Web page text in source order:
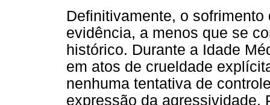
Definitivamente, o
evidência, a menos que se
histórico. Durante a Idade
em atos de crueldade
nenhuma tentativa de
expressão da agressividade.